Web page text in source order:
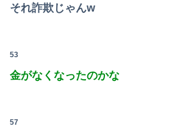
それ詐欺じゃんw
53
金がなくなったのかな
57